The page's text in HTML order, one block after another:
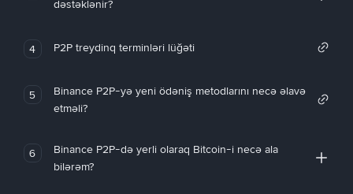
dəstəklənir?
4 P2P treydinq terminləri lüğəti
5
Binance P2P-yə yeni ödəniş metodlarını necə əlavə
etməli?
6
Binance P2P-də yerli olaraq Bitcoin-i necə ala
bilərəm?